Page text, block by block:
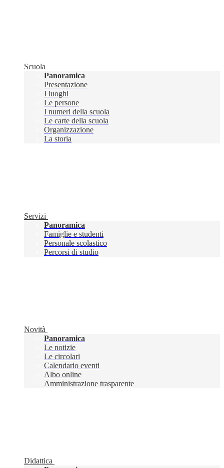
Scuola
Panoramica
Presentazione
I luoghi
Le persone
I numeri della scuola
Le carte della scuola
Organizzazione
La storia
Servizi
Panoramica
Famiglie e studenti
Personale scolastico
Percorsi di studio
Novità
Panoramica
Le notizie
Le circolari
Calendario eventi
Albo online
Amministrazione trasparente
Didattica